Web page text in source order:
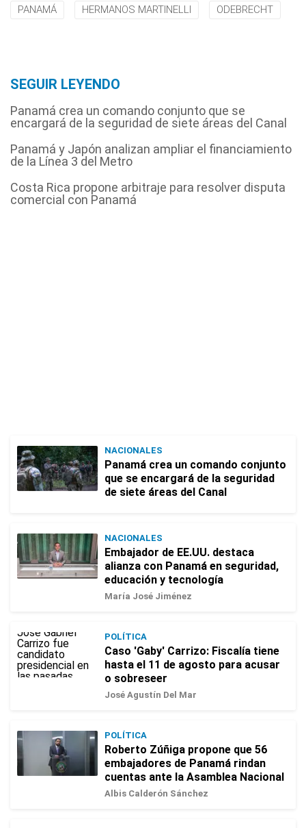
PANAMÁ HERMANOS MARTINELLI ODEBRECHT
SEGUIR LEYENDO
Panamá crea un comando conjunto que se
encargará de la seguridad de siete áreas del Canal
Panamá y Japón analizan ampliar el financiamiento
de la Línea 3 del Metro
Costa Rica propone arbitraje para resolver disputa
comercial con Panamá
NACIONALES
Panamá crea un comando conjunto
que se encargará de la seguridad
de siete áreas del Canal
NACIONALES
Embajador de EE.UU. destaca
alianza con Panamá en seguridad,
educación y tecnología
María José Jiménez
POLÍTICA
Caso 'Gaby' Carrizo: Fiscalía tiene
hasta el 11 de agosto para acusar
o sobreseer
José Agustín Del Mar
POLÍTICA
Roberto Zúñiga propone que 56
embajadores de Panamá rindan
cuentas ante la Asamblea Nacional
Albis Calderón Sánchez